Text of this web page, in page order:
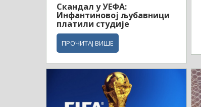
Скандал у УЕФА:
Инфантиновој љубавници
платили студије
ПРОЧИТАЈ ВИШЕ